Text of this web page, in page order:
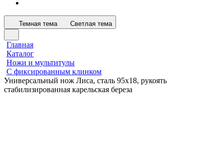
Темная тема Светлая тема
Главная
Каталог
Ножи и мультитулы
С фиксированным клинком
Универсальный нож Лиса, сталь 95х18, рукоять
стабилизированная карельская береза